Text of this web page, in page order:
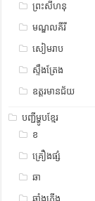
ព្រះសីហនុ
មណ្ឌលគីរី
សៀមរាប
ស្ទឹង​​ត្រែង
ឧត្ដរមានជ័យ
បញ្ជីម្ហូបខ្មែរ
ខ
គ្រឿងផ្សំ
ឆា
ឆ្នាំងភ្លើង